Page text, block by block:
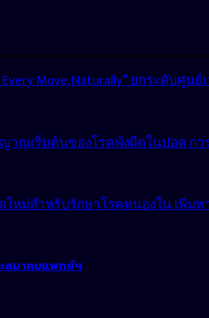
Move, Naturally” ยกระดับ
ญญาณเริ่มต้นของโรคพังผืดในปอ
หม่สำหรับรักษาโรคหนองใน เพิ่ม
สมาคมแพทย์ฯ